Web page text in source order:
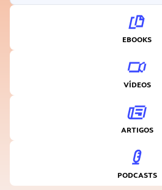
EBOOKS
VÍDEOS
ARTIGOS
PODCASTS